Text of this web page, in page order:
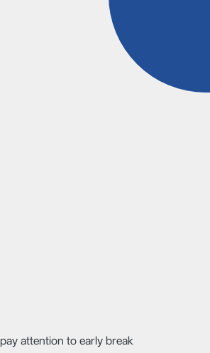
attention to early break